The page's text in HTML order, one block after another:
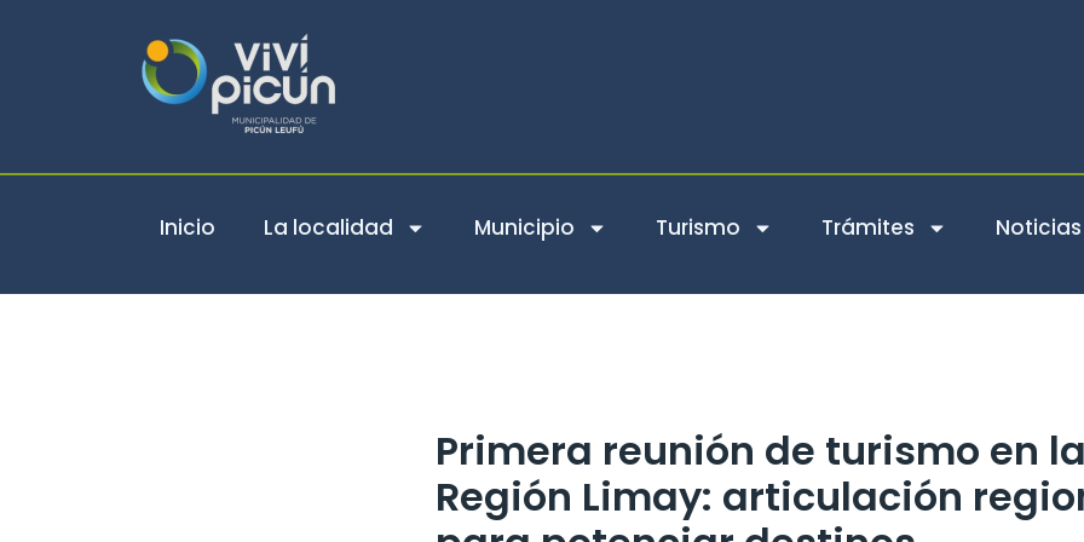
Inicio La localidad Municipio Turismo Trámites Noticias
Primera reunión de turismo en la
Región Limay: articulación